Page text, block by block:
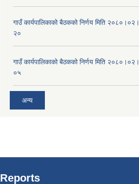
गाउँ कार्यपालिकाको बैठकको निर्णय मिति २०८०।०२।
२०
गाउँ कार्यपालिकाको बैठकको निर्णय मिति २०८०।०२।
०५
अन्य
Reports